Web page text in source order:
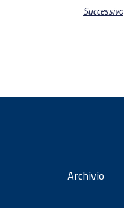
Successivo
Archivio